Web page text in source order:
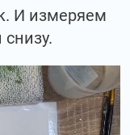
И измеряем
снизу.